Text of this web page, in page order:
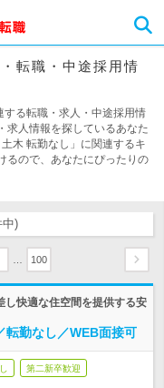
転職・中途採用情
する転職・求人・中途採用情
求人情報を探しているあなた
木 転勤なし」に関連するキ
るので、あなたにぴったりの
中)
100
し快適な住空間を提供する安
転勤なし／WEB面接可
第二新卒歓迎